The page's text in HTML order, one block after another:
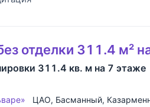
отделки 311.4 м²
311.4 кв. м на 7 этаже
ЦАО, Басманный,